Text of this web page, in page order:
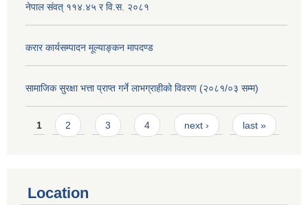
नेपाल संवत् ११४.४५ र वि.स. २०८१
करार कार्यसम्पादन मूल्याङ्कन मापदण्ड
सामाजिक सुरक्षा भत्ता प्राप्त गर्ने लाभग्राहीको विवरण (२०८१/०३ सम्म)
Pages
1 2 3 4 next › last »
Location